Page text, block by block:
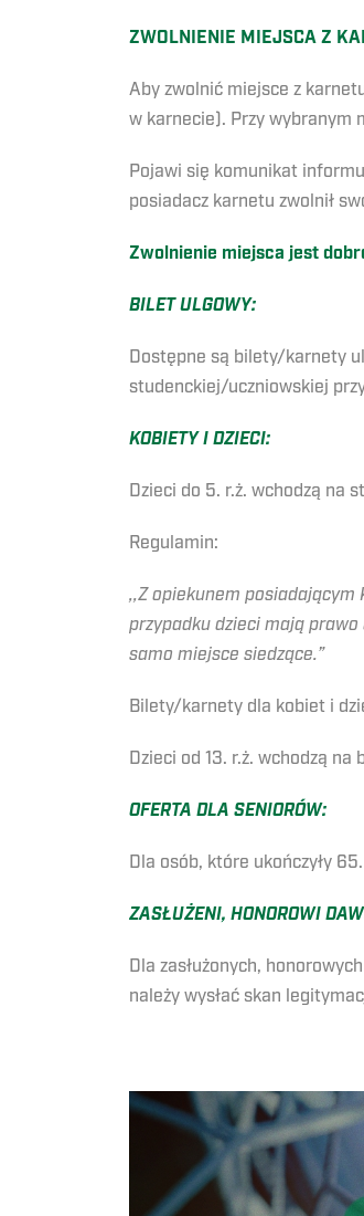
ZWOLNIENIE MIEJSCA Z
Aby zwolnić miejsce z
w karnecie). Przy wybranym
Pojawi się komunikat
posiadacz karnetu zwolnił
Zwolnienie miejsca jest
BILET ULGOWY:
Dostępne są bilety/karnety
studenckiej/uczniowskiej
KOBIETY I DZIECI:
Dzieci do 5. r.ż. wchodzą na
Regulamin:
,,Z opiekunem posiadającym
przypadku dzieci mają
samo miejsce siedzące.”
Bilety/karnety dla kobiet i
Dzieci od 13. r.ż. wchodzą
OFERTA DLA SENIORÓW:
Dla osób, które ukończyły
ZASŁUŻENI, HONOROWI
Dla zasłużonych,
należy wysłać skan